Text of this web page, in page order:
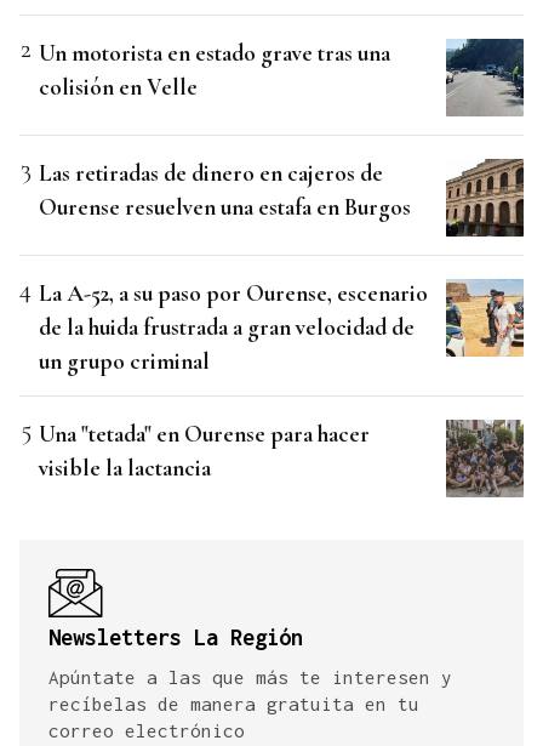
Un motorista en estado grave tras una
colisión en Velle
Las retiradas de dinero en cajeros de
Ourense resuelven una estafa en Burgos
La A-52, a su paso por Ourense, escenario
de la huida frustrada a gran velocidad de
un grupo criminal
Una "tetada" en Ourense para hacer
visible la lactancia
Newsletters La Región
Apúntate a las que más te interesen y
recíbelas de manera gratuita en tu
correo electrónico